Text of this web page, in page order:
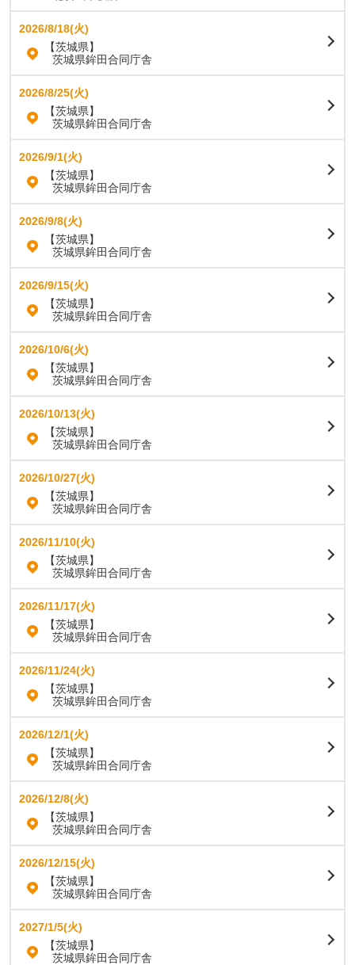
2026/8/18(火)
【茨城県】
茨城県鉾田合同庁舎
2026/8/25(火)
【茨城県】
茨城県鉾田合同庁舎
2026/9/1(火)
【茨城県】
茨城県鉾田合同庁舎
2026/9/8(火)
【茨城県】
茨城県鉾田合同庁舎
2026/9/15(火)
【茨城県】
茨城県鉾田合同庁舎
2026/10/6(火)
【茨城県】
茨城県鉾田合同庁舎
2026/10/13(火)
【茨城県】
茨城県鉾田合同庁舎
2026/10/27(火)
【茨城県】
茨城県鉾田合同庁舎
2026/11/10(火)
【茨城県】
茨城県鉾田合同庁舎
2026/11/17(火)
【茨城県】
茨城県鉾田合同庁舎
2026/11/24(火)
【茨城県】
茨城県鉾田合同庁舎
2026/12/1(火)
【茨城県】
茨城県鉾田合同庁舎
2026/12/8(火)
【茨城県】
茨城県鉾田合同庁舎
2026/12/15(火)
【茨城県】
茨城県鉾田合同庁舎
2027/1/5(火)
【茨城県】
茨城県鉾田合同庁舎